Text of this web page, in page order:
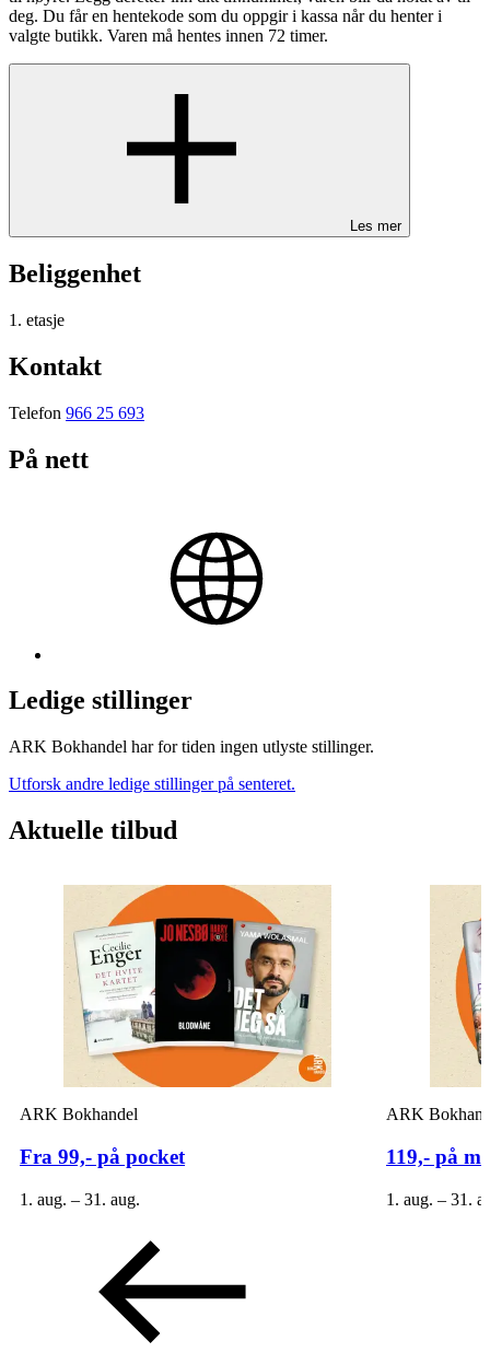
deg. Du får en hentekode som du oppgir i kassa når du henter i
valgte butikk. Varen må hentes innen 72 timer.
Les mer
Beliggenhet
1. etasje
Kontakt
Telefon 966 25 693
På nett
Ledige stillinger
ARK Bokhandel har for tiden ingen utlyste stillinger.
Utforsk andre ledige stillinger på senteret.
Aktuelle tilbud
ARK Bokhandel
Fra 99,- på pocket
1. aug. – 31. aug.
ARK
119,- på
1. aug. – 31.